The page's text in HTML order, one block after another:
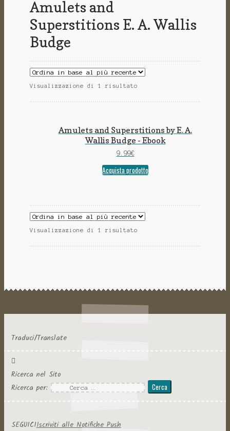
Amulets and
Superstitions E. A. Wallis
Budge
Visualizzazione di 1 risultato
Amulets and Superstitions by E. A.
Wallis Budge - Ebook
9.99€
Acquista prodotto
Visualizzazione di 1 risultato
Traduci/Translate
Ricerca nel Sito
Ricerca per:
SEGUICIIscriviti alle Notifiche Push